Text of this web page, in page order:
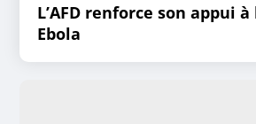
L’AFD renforce son appui à
Ebola